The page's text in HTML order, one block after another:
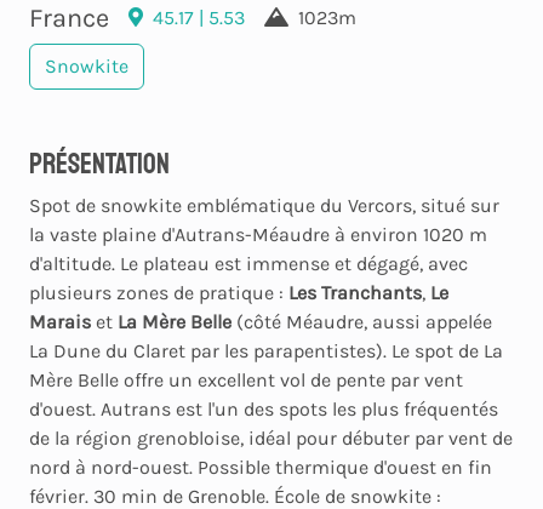
France 45.17 | 5.53 1023m
Snowkite
Présentation
Spot de snowkite emblématique du Vercors, situé sur
la vaste plaine d'Autrans-Méaudre à environ 1020 m
d'altitude. Le plateau est immense et dégagé, avec
plusieurs zones de pratique : Les Tranchants, Le
Marais et La Mère Belle (côté Méaudre, aussi appelée
La Dune du Claret par les parapentistes). Le spot de La
Mère Belle offre un excellent vol de pente par vent
d'ouest. Autrans est l'un des spots les plus fréquentés
de la région grenobloise, idéal pour débuter par vent de
nord à nord-ouest. Possible thermique d'ouest en fin
février. 30 min de Grenoble. École de snowkite :